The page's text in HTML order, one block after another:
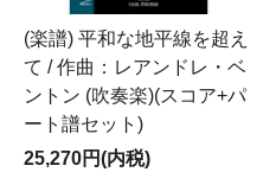
(楽譜) 平和な地平線を超え
て / 作曲：レアンドレ・ベ
ントン (吹奏楽)(スコア+パ
ート譜セット)
25,270円(内税)